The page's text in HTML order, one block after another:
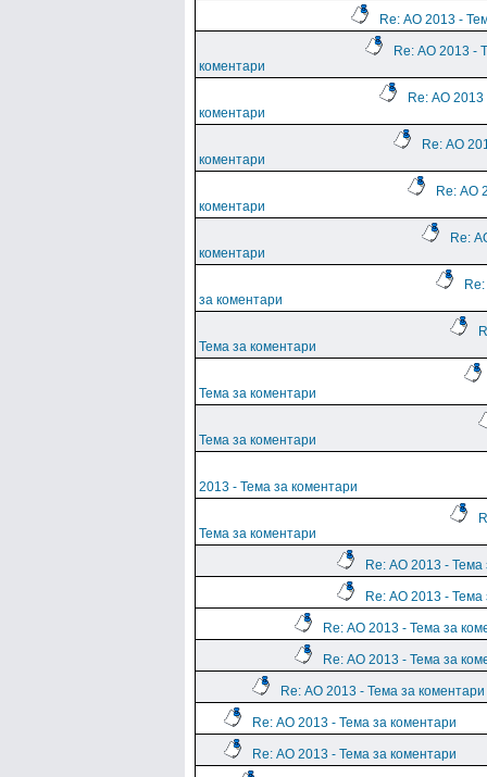
Re: АО 2013 -
Re: АО 2013 -
коментари
Re: АО 2013
коментари
Re: АО
коментари
Re: АО
коментари
Re:
коментари
за коментари
Тема за коментари
Тема за коментари
Тема за коментари
2013 - Тема за коментари
Тема за коментари
Re: АО 2013 - Тема
Re: АО 2013 - Тема
Re: АО 2013 - Тема за
Re: АО 2013 - Тема за
Re: АО 2013 - Тема за коментари
Re: АО 2013 - Тема за коментари
Re: АО 2013 - Тема за коментари